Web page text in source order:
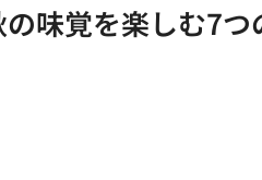
味覚を楽しむ7